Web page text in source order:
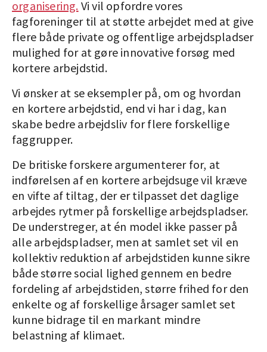
organisering. Vi vil opfordre vores
fagforeninger til at støtte arbejdet med at give
flere både private og offentlige arbejdspladser
mulighed for at gøre innovative forsøg med
kortere arbejdstid.
Vi ønsker at se eksempler på, om og hvordan
en kortere arbejdstid, end vi har i dag, kan
skabe bedre arbejdsliv for flere forskellige
faggrupper.
De britiske forskere argumenterer for, at
indførelsen af en kortere arbejdsuge vil kræve
en vifte af tiltag, der er tilpasset det daglige
arbejdes rytmer på forskellige arbejdspladser.
De understreger, at én model ikke passer på
alle arbejdspladser, men at samlet set vil en
kollektiv reduktion af arbejdstiden kunne sikre
både større social lighed gennem en bedre
fordeling af arbejdstiden, større frihed for den
enkelte og af forskellige årsager samlet set
kunne bidrage til en markant mindre
belastning af klimaet.